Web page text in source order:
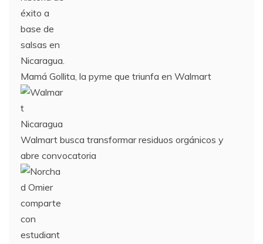
Mamá Gollita, la pyme que triunfa en Walmart
Walmart busca transformar residuos orgánicos y
abre convocatoria